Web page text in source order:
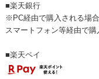
■楽天銀行
※PC経由で購入される場合
スマートフォン等経由で
■楽天ペイ